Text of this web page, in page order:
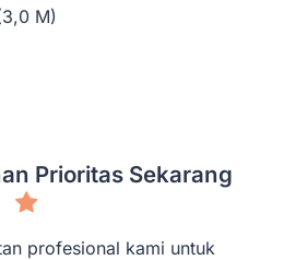
M)
Prioritas Sekarang
profesional kami untuk